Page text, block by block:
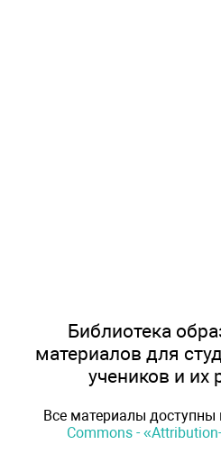
Библиотека
материалов для
учеников и их
Все материалы доступны
Commons -